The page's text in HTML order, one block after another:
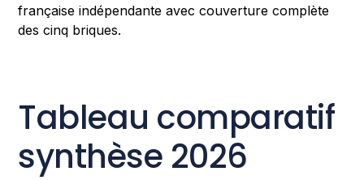
française indépendante avec couverture complète
des cinq briques.
Tableau comparatif
synthèse 2026